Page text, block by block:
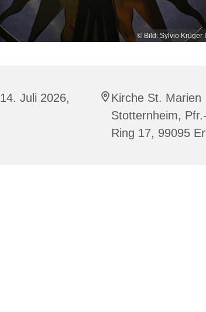
© Bild: Sylvio Krüger
Juli 2026,
Kirche St. Marien
Stotternheim,
Ring 17, 99095